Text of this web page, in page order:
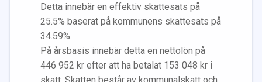
Detta innebär en effektiv skattesats på
25.5% baserat på kommunens skattesats på
34.59%.
På årsbasis innebär detta en nettolön på
446 952 kr efter att ha betalat 153 048 kr i
skatt. Skatten består av kommunalskatt och